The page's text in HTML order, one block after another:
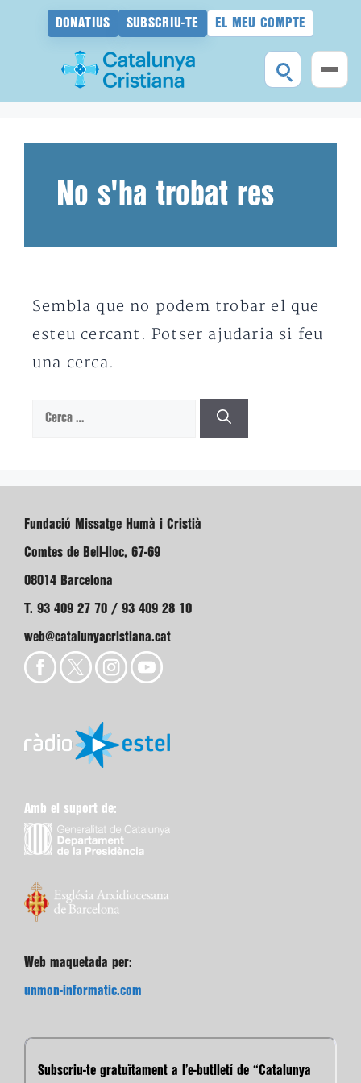
DONATIUS SUBSCRIU-TE EL MEU COMPTE
No s'ha trobat res
Sembla que no podem trobar el que
esteu cercant. Potser ajudaria si feu
una cerca.
Cerca:
Fundació Missatge Humà i Cristià
Comtes de Bell-lloc, 67-69
08014 Barcelona
T. 93 409 27 70 / 93 409 28 10
web@catalunyacristiana.cat
Amb el suport de:
Web maquetada per:
unmon-informatic.com
Subscriu-te gratuïtament a l’e-butlletí de “Catalunya